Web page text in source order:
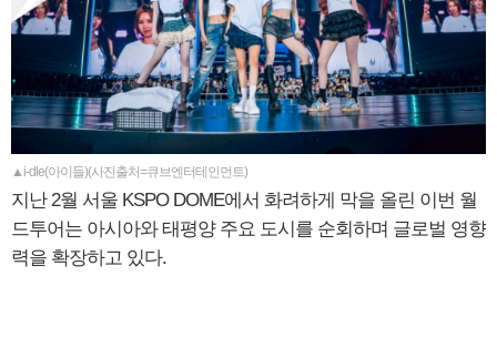
▲i-dle(아이들)(사진출처=큐브엔터테인먼트)
지난 2월 서울 KSPO DOME에서 화려하게 막을 올린 이번 월
드투어는 아시아와 태평양 주요 도시를 순회하며 글로벌 영향
력을 확장하고 있다.